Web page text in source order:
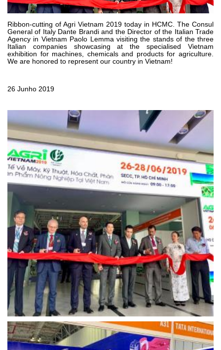
Bombas e motores de pistões axiais
Motori elettrici brushless - Serie MS
Motores de pistões radiais
Motores Orbitais produzidos para a Bondioli & Pavesi
Sistemas de acoplamento
Válvulas de controle direcional
Válvulas de cartucho
Válvulas em linha
Servocomandos
Componentes eletrónicos para Sistemas de controlo
Permuta térmica
Permutadores de calor
Ribbon-cutting of Agri Vietnam 2019 today in HCMC. The Consul
General of Italy Dante Brandi and the Director of the Italian Trade
Agency in Vietnam Paolo Lemma visiting the stands of the three
Italian companies showcasing at the specialised Vietnam
exhibition for machines, chemicals and products for agriculture.
We are honored to represent our country in Vietnam!
26 Junho 2019